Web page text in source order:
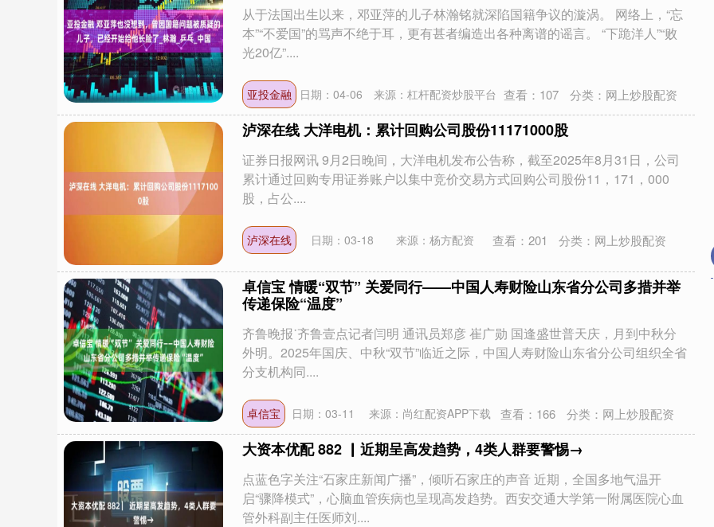
从于法国出生以来，邓亚萍的儿子林瀚铭就深陷国籍争议的漩涡。 网络上，“忘
本”“不爱国”的骂声不绝于耳，更有甚者编造出各种离谱的谣言。 “下跪洋人”“败
光20亿”....
亚投金融 日期：04-06 来源：杠杆配资炒股平台 查看： 107 分类： 网上炒股配资
泸深在线 大洋电机：累计回购公司股份11171000股
证券日报网讯 9月2日晚间，大洋电机发布公告称，截至2025年8月31日，公司
累计通过回购专用证券账户以集中竞价交易方式回购公司股份11，171，000
股，占公....
泸深在线 日期：03-18 来源：杨方配资 查看： 201 分类： 网上炒股配资
卓信宝 情暖“双节” 关爱同行——中国人寿财险山东省分公司多措并举
传递保险“温度”
齐鲁晚报˙齐鲁壹点记者闫明 通讯员郑彦 崔广勋 国逢盛世普天庆，月到中秋分
外明。2025年国庆、中秋“双节”临近之际，中国人寿财险山东省分公司组织全省
分支机构同....
卓信宝 日期：03-11 来源：尚红配资APP下载 查看： 166 分类： 网上炒股配资
大资本优配 882 ▏近期呈高发趋势，4类人群要警惕→
点蓝色字关注“石家庄新闻广播”，倾听石家庄的声音 近期，全国多地气温开
启“骤降模式”，心脑血管疾病也呈现高发趋势。西安交通大学第一附属医院心血
管外科副主任医师刘....